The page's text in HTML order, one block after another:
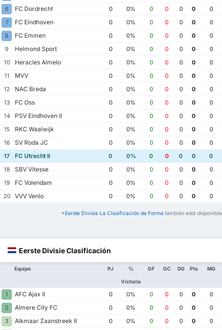
6
FC Dordrecht 0 0% 0 0 0 0
0
7
FC Eindhoven 0 0% 0 0 0 0
0
8
FC Emmen 0 0% 0 0 0 0
0
9
Helmond Sport 0 0% 0 0 0 0
0
10
Heracles Almelo 0 0% 0 0 0 0
0
11
MVV 0 0% 0 0 0 0
0
12
NAC Breda 0 0% 0 0 0 0
0
13
FC Oss 0 0% 0 0 0 0
0
14
PSV Eindhoven II 0 0% 0 0 0 0
0
15
RKC Waalwijk 0 0% 0 0 0 0
0
16
SV Roda JC 0 0% 0 0 0 0
0
17
FC Utrecht II 0 0% 0 0 0 0
0
18
SBV Vitesse 0 0% 0 0 0 0
0
19
FC Volendam 0 0% 0 0 0 0
0
20
VVV Venlo 0 0% 0 0 0 0 0
*Eerste Divisie La Clasificación de Forma también está disponible
Eerste Divisie Clasificación
Equipo PJ %
Victoria
GF GC DG Pts MG
1 AFC Ajax II 0 0% 0 0 0 0
0
2
Almere City FC 0 0% 0 0 0 0
0
3
Alkmaar Zaanstreek II 0 0% 0 0 0 0
0